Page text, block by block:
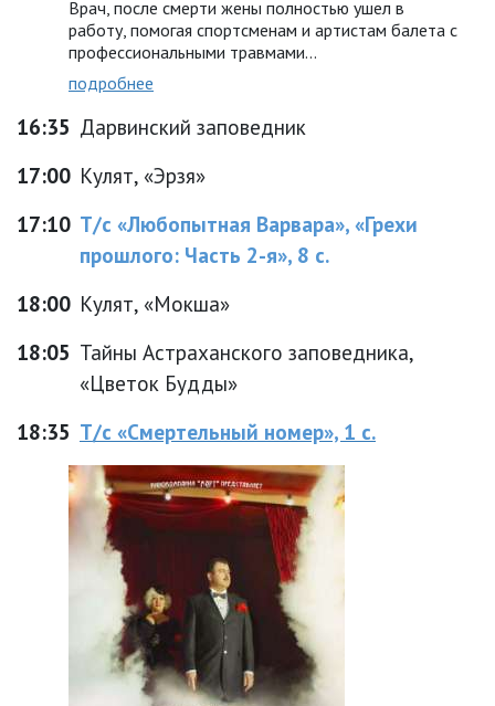
Врач, после смерти жены полностью ушел в
работу, помогая спортсменам и артистам балета с
профессиональными травмами...
подробнее
16:35 Дарвинский заповедник
17:00 Кулят, «Эрзя»
17:10 Т/с «Любопытная Варвара», «Грехи
прошлого: Часть 2-я», 8 с.
18:00 Кулят, «Мокша»
18:05 Тайны Астраханского заповедника,
«Цветок Будды»
18:35 Т/с «Смертельный номер», 1 с.